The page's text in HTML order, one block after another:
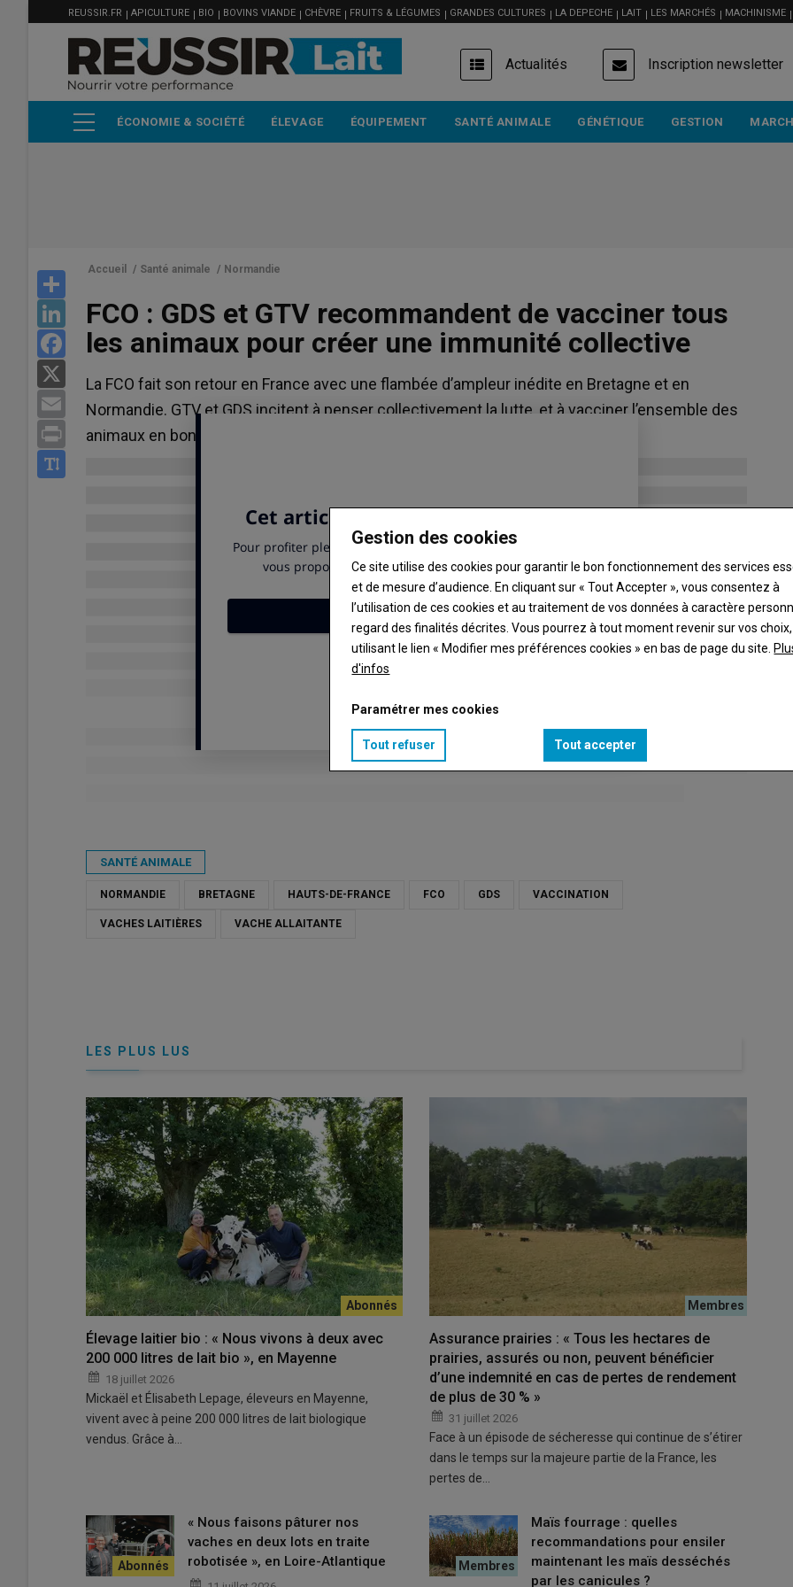
MENU
FILIÈRE
REUSSIR.FR APICULTURE BIO BOVINS VIANDE CHÈVRE FRUITS & LÉGUMES GRANDES CULTURES LA DEPECHE LAIT LES MARCHÉS MACHINISME
USER
ACCOUNT
MENU
Actualités Inscription newsletter
ÉCONOMIE & SOCIÉTÉ ÉLEVAGE ÉQUIPEMENT SANTÉ ANIMALE GÉNÉTIQUE GESTION
LinkedIn
Facebook
Email
Print
Accueil / Santé animale / Normandie
FCO : GDS et GTV recommandent de vacciner tous
les animaux pour créer une immunité collective
La FCO fait son retour en France avec une flambée d’ampleur inédite en Bretagne et en
Normandie. GTV et GDS incitent à penser collectivement la lutte, et à vacciner l’ensemble des
animaux en bonne santé.
Pour atteindre une immunité collective, il faut que 80 % des animaux soient vaccinés.
© J.-C. Gutner
Depuis le milieu du mois de juillet, la FCO se développe en Normandie et en Bretagne. Si les Normands font surtout
face au sérotype 3, en Bretagne,deux sérotypes circulent : 3 et 8.
FCO 3 et 8 : de nouveaux cas déclarés sur le territoire
« C’est la première fois que je vois une flambée de FCO de cette ampleur.Nous ne nous expliquons pas pourquoi cela
s’est répandu aussi vite, sur une aussi grande superficie »,
indique Xavier Quentin, vétérinaire dans la Manche et
responsable du GTV de Normandie.
SANTÉ ANIMALE
NORMANDIE BRETAGNE HAUTS-DE-FRANCE FCO GDS VACCINATION
VACHES LAITIÈRES VACHE ALLAITANTE
LES PLUS LUS
Élevage laitier bio : « Nous vivons à deux avec
200 000 litres de lait bio », en Mayenne
18 juillet 2026
Mickaël et Élisabeth Lepage, éleveurs en Mayenne,
vivent avec à peine 200 000 litres de lait biologique
vendus. Grâce à…
Assurance prairies : « Tous les hectares de
prairies, assurés ou non, peuvent bénéficier
d’une indemnité en cas de pertes de rendement
de plus de 30 % »
31 juillet 2026
Face à un épisode de sécheresse qui continue de s’étirer
dans le temps sur la majeure partie de la France, les
pertes de…
« Nous faisons pâturer nos
vaches en deux lots en traite
robotisée », en Loire-Atlantique
Maïs fourrage : quelles
recommandations pour ensiler
maintenant les maïs desséchés
par les canicules ?
Gestion des cookies
Ce site utilise des cookies pour garantir le bon fonctionnement des services
et de mesure d’audience. En cliquant sur « Tout Accepter », vous consentez à
l’utilisation de ces cookies et au traitement de vos données à caractère
regard des finalités décrites. Vous pourrez à tout moment revenir sur vos
utilisant le lien « Modifier mes préférences cookies » en bas de page du site.
d'infos
Paramétrer mes cookies
Tout refuser Tout accepter